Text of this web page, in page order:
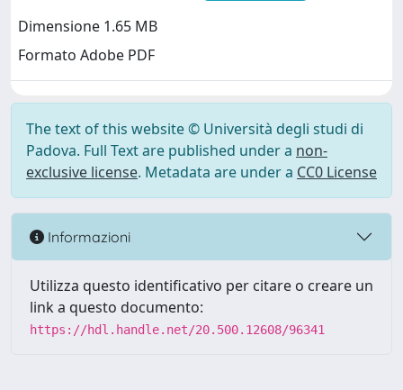
Dimensione 1.65 MB
Formato Adobe PDF
The text of this website © Università degli studi di
Padova. Full Text are published under a non-
exclusive license. Metadata are under a CC0 License
Informazioni
Utilizza questo identificativo per citare o creare un
link a questo documento:
https://hdl.handle.net/20.500.12608/96341